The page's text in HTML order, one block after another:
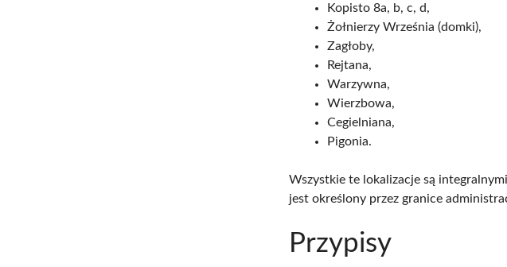
Kopisto 8a, b, c, d,
Żołnierzy Września (domki),
Zagłoby,
Rejtana,
Warzywna,
Wierzbowa,
Cegielniana,
Pigonia.
Wszystkie te lokalizacje są
jest określony przez granice
Przypisy